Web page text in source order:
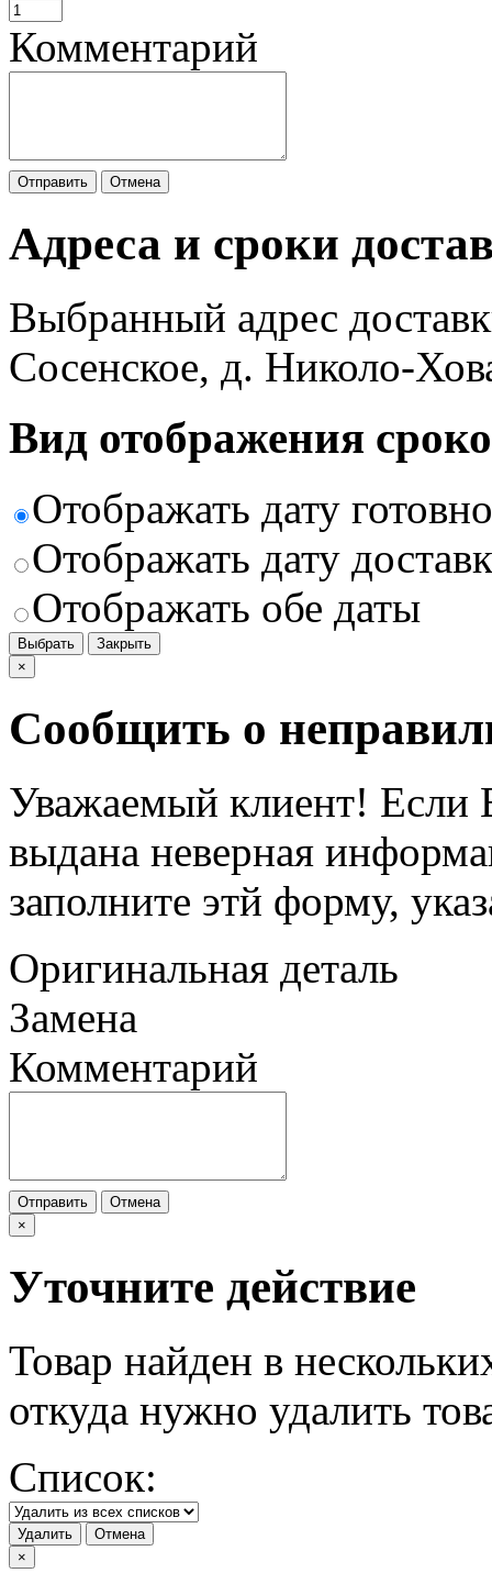
Комментарий
Отправить Отмена
Адреса и сроки
Выбранный адрес
Сосенское, д. Николо-
Вид отображения
Отображать дату
Отображать дату
Отображать обе даты
Выбрать
Закрыть
×
Сообщить о
Уважаемый клиент! Если
выдана неверная
заполните этй форму,
Оригинальная деталь
Замена
Комментарий
Отправить
Отмена
×
Уточните действие
Товар найден в
откуда нужно удалить
Список:
Удалить
Отмена
×